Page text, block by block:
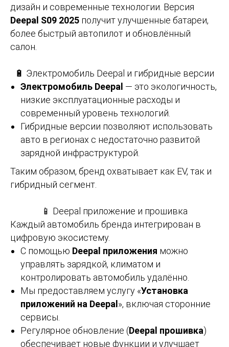
дизайн и современные технологии. Версия
Deepal S09 2025 получит улучшенные батареи,
более быстрый автопилот и обновлённый
салон.
🔋 Электромобиль Deepal и гибридные версии
Электромобиль Deepal — это экологичность,
низкие эксплуатационные расходы и
современный уровень технологий.
Гибридные версии позволяют использовать
авто в регионах с недостаточно развитой
зарядной инфраструктурой.
Таким образом, бренд охватывает как EV, так и
гибридный сегмент.
📱 Deepal приложение и прошивка
Каждый автомобиль бренда интегрирован в
цифровую экосистему.
С помощью Deepal приложения можно
управлять зарядкой, климатом и
контролировать автомобиль удалённо.
Мы предоставляем услугу «Установка
приложений на Deepal », включая сторонние
сервисы.
Регулярное обновление (Deepal прошивка)
обеспечивает новые функции и улучшает